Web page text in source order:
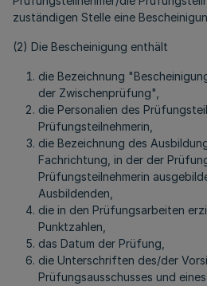
zuständigen Stelle eine
(2) Die Bescheinigung enthält
die Bezeichnung
der Zwischenprüfung",
die Personalien des
Prüfungsteilnehmerin,
die Bezeichnung des
Fachrichtung, in der der
Prüfungsteilnehmerin
Ausbildenden,
die in den Prüfungsarbeiten
Punktzahlen,
das Datum der Prüfung,
die Unterschriften des/der
Prüfungsausschusses und